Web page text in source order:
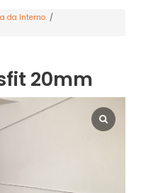
da Interno /
20mm